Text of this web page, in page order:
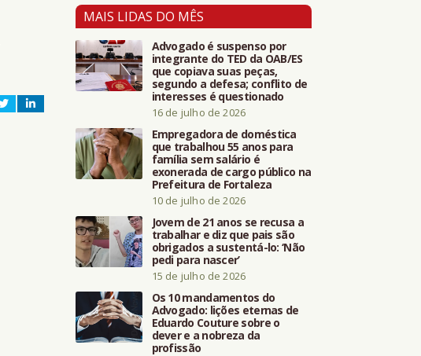
MAIS LIDAS DO MÊS
Advogado é suspenso por
integrante do TED da OAB/ES
que copiava suas peças,
segundo a defesa; conflito de
interesses é questionado
16 de julho de 2026
Empregadora de doméstica
que trabalhou 55 anos para
família sem salário é
exonerada de cargo público na
Prefeitura de Fortaleza
10 de julho de 2026
Jovem de 21 anos se recusa a
trabalhar e diz que pais são
obrigados a sustentá-lo: ‘Não
pedi para nascer’
15 de julho de 2026
Os 10 mandamentos do
Advogado: lições eternas de
Eduardo Couture sobre o
dever e a nobreza da
profissão